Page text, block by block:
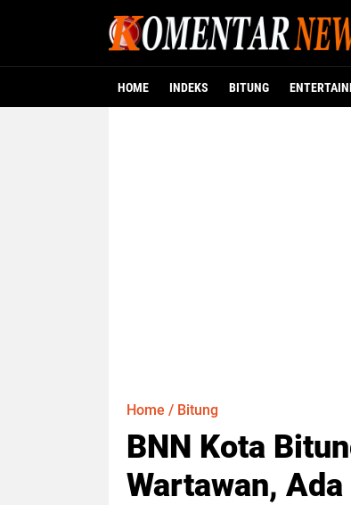
HOME INDEKS BITUNG
Home / Bitung
BNN Kota
Wartawan, Ada